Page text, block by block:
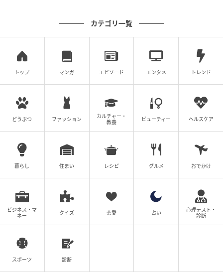
山野しらす
全話一覧を見る
クリエイター情報
山野しらす
ドを題材にし、Instagramなどで発信しています。
作品をもっとみる
の記事をもっとみる
カテゴリ一覧
トップ マンガ エピソード エンタメ トレンド
どうぶつ ファッション
カルチャー・
教養
ビューティー ヘルスケア
暮らし 住まい レシピ グルメ おでかけ
ビジネス・マ
ネー
クイズ 恋愛 占い
心理テスト・
診断
スポーツ 診断